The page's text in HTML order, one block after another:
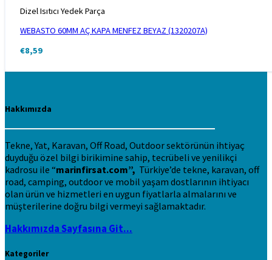
Dizel Isıtıcı Yedek Parça
WEBASTO 60MM AÇ KAPA MENFEZ BEYAZ (1320207A)
€8,59
Hakkımızda
Tekne, Yat, Karavan, Off Road, Outdoor sektörünün ihtiyaç
duyduğu özel bilgi birikimine sahip, tecrübeli ve yenilikçi
kadrosu ile “marinfirsat.com”, Türkiye’de tekne, karavan, off
road, camping, outdoor ve mobil yaşam dostlarının ihtiyacı
olan ürün ve hizmetleri en uygun fiyatlarla almalarını ve
müşterilerine doğru bilgi vermeyi sağlamaktadır.
Hakkımızda Sayfasına Git...
Kategoriler